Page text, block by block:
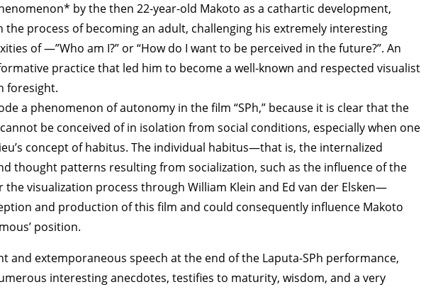
ART WORLD CULTURAL ESSAYS JP-SOCIETY
by the then 22-year-old Makoto as a cathartic development,
the process of becoming an adult, challenging his extremely interesting
of —”Who am I?” or “How do I want to be perceived in the future?”. An
practice that led him to become a well-known and respected visualist
foresight.
a phenomenon of autonomy in the film “SPh,” because it is clear that the
be conceived of in isolation from social conditions, especially when one
concept of habitus. The individual habitus—that is, the internalized
thought patterns resulting from socialization, such as the influence of the
the visualization process through William Klein and Ed van der Elsken—
and production of this film and could consequently influence Makoto
position.
and extemporaneous speech at the end of the Laputa-SPh performance,
interesting anecdotes, testifies to maturity, wisdom, and a very